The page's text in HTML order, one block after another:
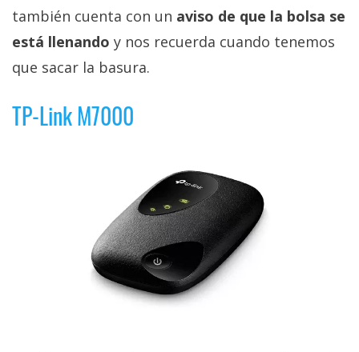
también cuenta con un aviso de que la bolsa se
está llenando y nos recuerda cuando tenemos
que sacar la basura.
TP-Link M7000